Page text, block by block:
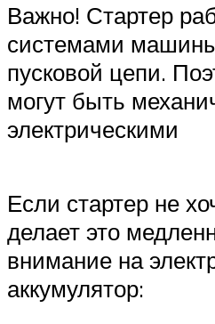
Важно! Стартер
системами
пусковой цепи.
могут быть
электрическими
Если стартер не
делает это
внимание на
аккумулятор: